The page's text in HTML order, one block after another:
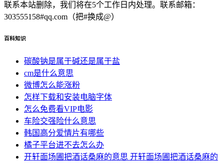
联系本站删除，我们将在5个工作日内处理。联系邮箱：
303555158#qq.com（把#换成@）
百科知识
碳酸钠是属于碱还是属于盐
cm是什么意思
微博怎么能涨粉
怎样下载和安装电脑字体
怎么免费看VIP电影
车险交强险什么意思
韩国高分爱情片有哪些
橘子平台进不去怎么办
开轩面场圃把酒话桑麻的意思 开轩面场圃把酒话桑麻的